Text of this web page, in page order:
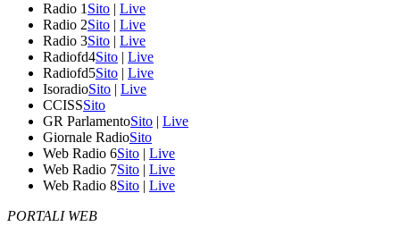
Radio 1 Sito | Live
Radio 2Sito | Live
Radio 3Sito | Live
Radiofd4Sito | Live
Radiofd5Sito | Live
IsoradioSito | Live
CCISSSito
GR ParlamentoSito | Live
Giornale RadioSito
Web Radio 6Sito | Live
Web Radio 7Sito | Live
Web Radio 8Sito | Live
PORTALI WEB